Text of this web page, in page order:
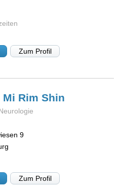
Zum Profil
Mi RimShin
9
Zum Profil